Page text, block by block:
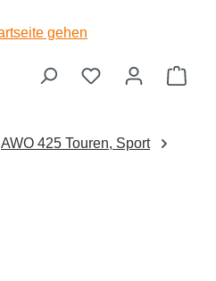
AWO 425 Touren, Sport